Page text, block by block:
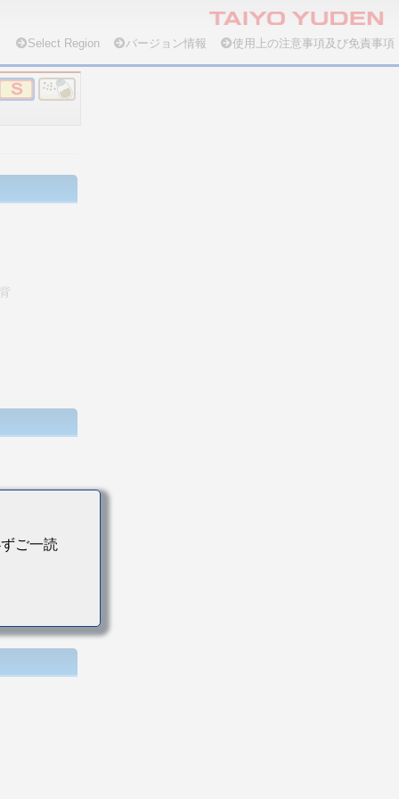
Select Region バージョン情報 使用上の注意事項及び免責事項
ご一読